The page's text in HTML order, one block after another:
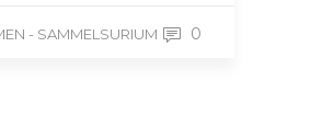
- SAMMELSURIUM 0